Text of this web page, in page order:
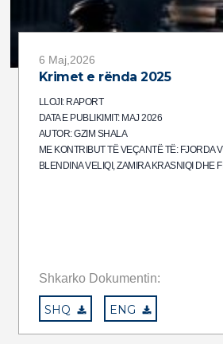
6 Maj,2026
Krimet e rënda 2025
LLOJI: RAPORT
DATA E PUBLIKIMIT: MAJ 2026
AUTOR: GZIM SHALA
ME KONTRIBUT TË VEÇANTË TË: FJORDA
BLENDINA VELIQI, ZAMIRA KRASNIQI DHE
Shkarko Dokumentin:
SHQ ENG